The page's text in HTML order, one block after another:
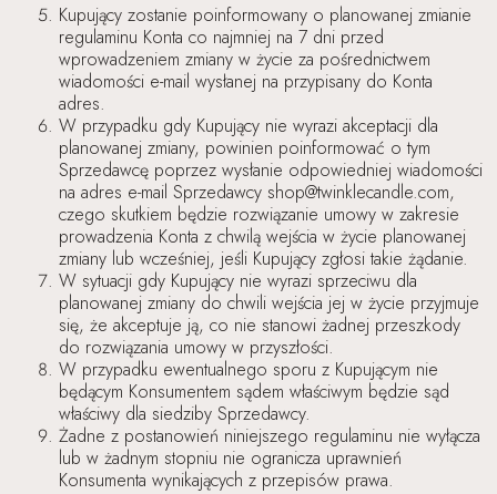
Kupujący zostanie poinformowany o planowanej zmianie
regulaminu Konta co najmniej na 7 dni przed
wprowadzeniem zmiany w życie za pośrednictwem
wiadomości e-mail wysłanej na przypisany do Konta
adres.
W przypadku gdy Kupujący nie wyrazi akceptacji dla
planowanej zmiany, powinien poinformować o tym
Sprzedawcę poprzez wysłanie odpowiedniej wiadomości
na adres e-mail Sprzedawcy shop@twinklecandle.com,
czego skutkiem będzie rozwiązanie umowy w zakresie
prowadzenia Konta z chwilą wejścia w życie planowanej
zmiany lub wcześniej, jeśli Kupujący zgłosi takie żądanie.
W sytuacji gdy Kupujący nie wyrazi sprzeciwu dla
planowanej zmiany do chwili wejścia jej w życie przyjmuje
się, że akceptuje ją, co nie stanowi żadnej przeszkody
do rozwiązania umowy w przyszłości.
W przypadku ewentualnego sporu z Kupującym nie
będącym Konsumentem sądem właściwym będzie sąd
właściwy dla siedziby Sprzedawcy.
Żadne z postanowień niniejszego regulaminu nie wyłącza
lub w żadnym stopniu nie ogranicza uprawnień
Konsumenta wynikających z przepisów prawa.